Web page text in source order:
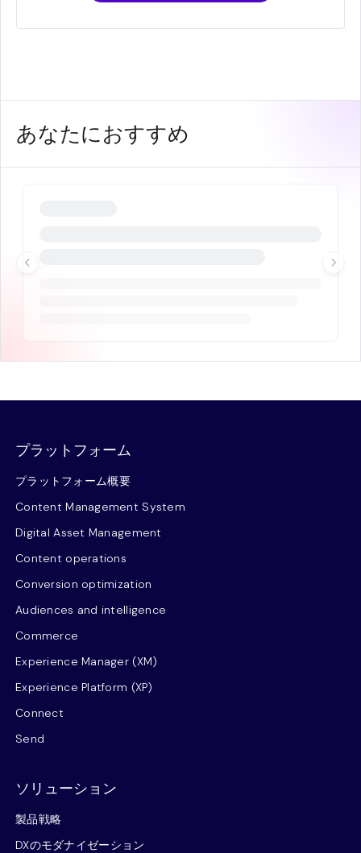
あなたにおすすめ
プラットフォーム
プラットフォーム概要
Content Management System
Digital Asset Management
Content operations
Conversion optimization
Audiences and intelligence
Commerce
Experience Manager (XM)
Experience Platform (XP)
Connect
Send
ソリューション
製品戦略
DXのモダナイゼーション